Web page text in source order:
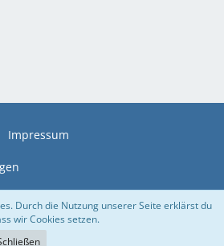
Impressum
Software:
Durch die Nutzung unserer Seite erklärst du
wir Cookies setzen.